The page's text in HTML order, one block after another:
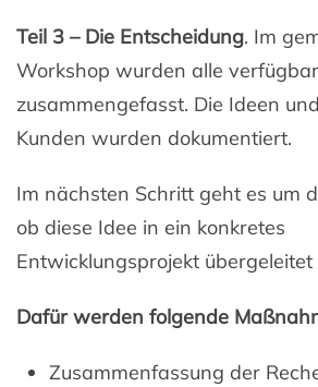
Teil 3 – Die Entscheidung. Im
Workshop wurden alle
zusammengefasst. Die Ideen
Kunden wurden dokumentiert.
Im nächsten Schritt geht es um
ob diese Idee in ein konkretes
Entwicklungsprojekt
Dafür werden folgende
Zusammenfassung der